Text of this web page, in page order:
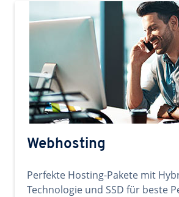
Webhosting
Perfekte Hosting-Pakete mit
Technologie und SSD für beste